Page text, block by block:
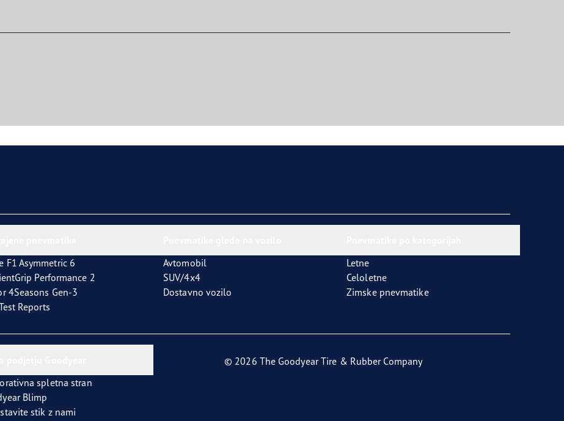
F1 Asymmetric 6
Performance 2
4Seasons Gen-3
Reports
Avtomobil
SUV/4x4
Dostavno vozilo
Letne
Celoletne
Zimske pnevmatike
spletna stran
Blimp
stik z nami
© 2026 The Goodyear Tire & Rubber Company